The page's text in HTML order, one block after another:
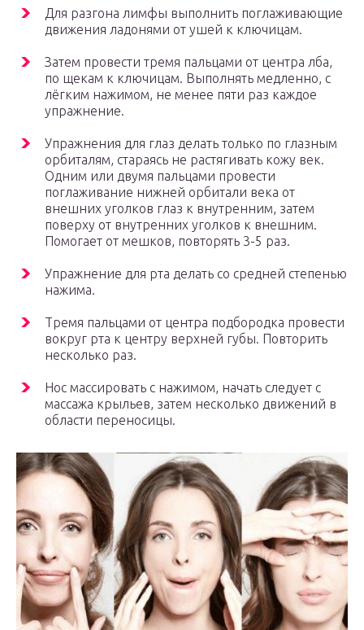
Для разгона лимфы выполнить поглаживающие
движения ладонями от ушей к ключицам.
Затем провести тремя пальцами от центра лба,
по щекам к ключицам. Выполнять медленно, с
лёгким нажимом, не менее пяти раз каждое
упражнение.
Упражнения для глаз делать только по глазным
орбиталям, стараясь не растягивать кожу век.
Одним или двумя пальцами провести
поглаживание нижней орбитали века от
внешних уголков глаз к внутренним, затем
поверху от внутренних уголков к внешним.
Помогает от мешков, повторять 3-5 раз.
Упражнение для рта делать со средней степенью
нажима.
Тремя пальцами от центра подбородка провести
вокруг рта к центру верхней губы. Повторить
несколько раз.
Нос массировать с нажимом, начать следует с
массажа крыльев, затем несколько движений в
области переносицы.